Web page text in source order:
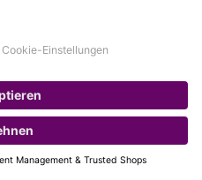
Eventeinladungen und
und abonnieren Sie